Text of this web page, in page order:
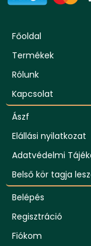
Főoldal
Termékek
Rólunk
Kapcsolat
Ászf
Elállási nyilatkozat
Adatvédelmi
Belső kör tagja
Belépés
Regisztráció
Fiókom